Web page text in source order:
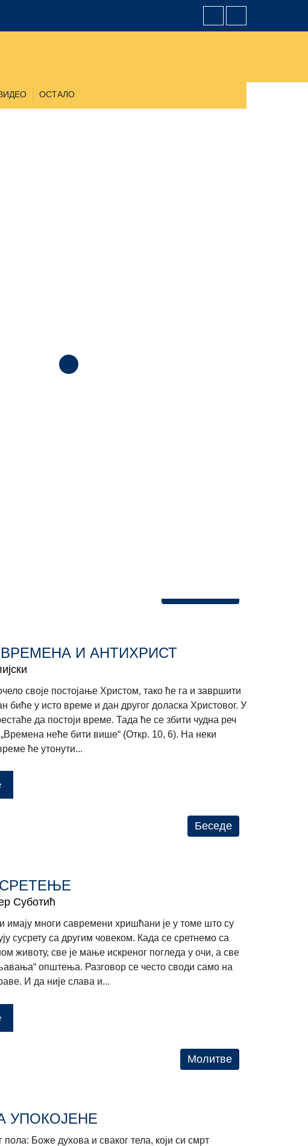
ОСТАЛО
И АНТИХРИСТ
своје постојање Христом, тако ће га и завршити
у исто време и дан другог доласка Христовог. У
да постоји време. Тада ће се збити чудна реч
неће бити више“ (Откр. 10, 6). На неки
ће утонути...
Беседе
Суботић
имају многи савремени хришћани је у томе што су
сусрету са другим човеком. Када се сретнемо са
животу, све је мање искреног погледа у очи, а све
општења. Разговор се често своди само на
И да није слава и...
Молитве
УПОКОЈЕНЕ
пола: Боже духова и сваког тела, који си смрт